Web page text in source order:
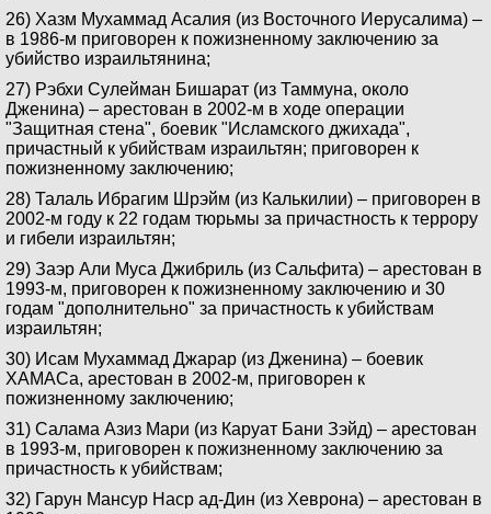
26) Хазм Мухаммад Асалия (из Восточного Иерусалима) –
в 1986-м приговорен к пожизненному заключению за
убийство израильтянина;
27) Рэбхи Сулейман Бишарат (из Таммуна, около
Дженина) – арестован в 2002-м в ходе операции
"Защитная стена", боевик "Исламского джихада",
причастный к убийствам израильтян; приговорен к
пожизненному заключению;
28) Талаль Ибрагим Шрэйм (из Калькилии) – приговорен в
2002-м году к 22 годам тюрьмы за причастность к террору
и гибели израильтян;
29) Заэр Али Муса Джибриль (из Сальфита) – арестован в
1993-м, приговорен к пожизненному заключению и 30
годам "дополнительно" за причастность к убийствам
израильтян;
30) Исам Мухаммад Джарар (из Дженина) – боевик
ХАМАСа, арестован в 2002-м, приговорен к
пожизненному заключению;
31) Салама Азиз Мари (из Каруат Бани Зэйд) – арестован
в 1993-м, приговорен к пожизненному заключению за
причастность к убийствам;
32) Гарун Мансур Наср ад-Дин (из Хеврона) – арестован в